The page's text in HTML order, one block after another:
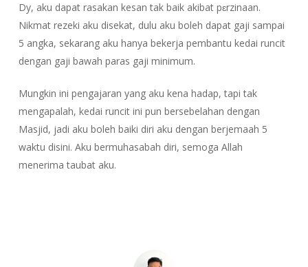
Dy, aku dapat rasakan kesan tak baik akibat pɛrzinaan.
Nikmat rezeki aku disekat, dulu aku boleh dapat gaji sampai
5 angka, sekarang aku hanya bekerja pembantu kedai runcit
dengan gaji bawah paras gaji minimum.
Mungkin ini pengajaran yang aku kena hadap, tapi tak
mengapalah, kedai runcit ini pun bersebelahan dengan
Masjid, jadi aku boleh baiki diri aku dengan berjemaah 5
waktu disini. Aku bermuhasabah diri, semoga Allah
menerima taubat aku.